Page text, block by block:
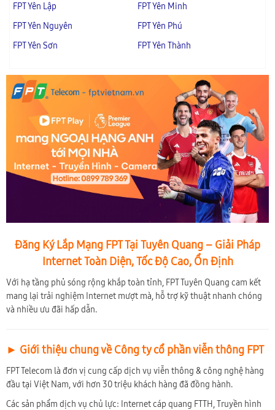
FPT Yên Lập
FPT Yên Minh
FPT Yên Nguyên
FPT Yên Phú
FPT Yên Sơn
FPT Yên Thành
Đăng Ký Lắp Mạng FPT Tại Tuyên Quang – Giải Pháp
Internet Toàn Diện, Tốc Độ Cao, Ổn Định
Với hạ tầng phủ sóng rộng khắp toàn tỉnh, FPT Tuyên Quang cam kết
mang lại trải nghiệm Internet mượt mà, hỗ trợ kỹ thuật nhanh chóng
và nhiều ưu đãi hấp dẫn.
► Giới thiệu chung về Công ty cổ phần viễn thông FPT
FPT Telecom là đơn vị cung cấp dịch vụ viễn thông & công nghệ hàng
đầu tại Việt Nam, với hơn 30 triệu khách hàng đã đồng hành.
Các sản phẩm dịch vụ chủ lực: Internet cáp quang FTTH, Truyền hình